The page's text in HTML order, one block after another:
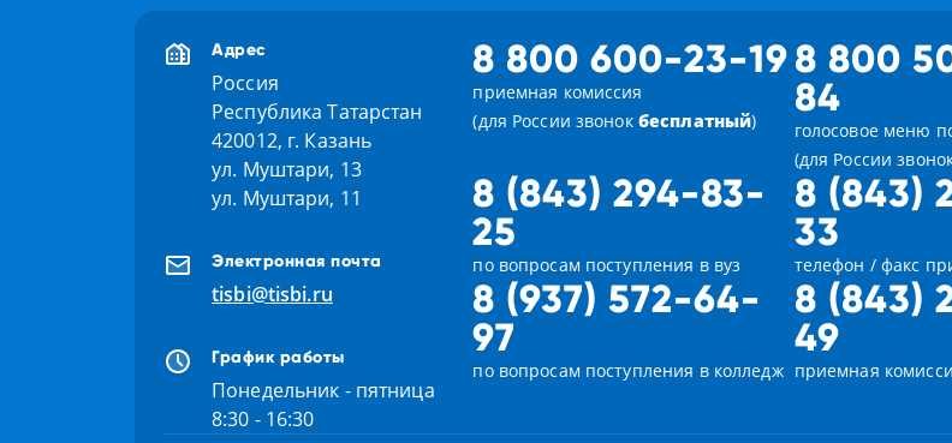
Адрес
Россия
Республика Татарстан
420012, г. Казань
ул. Муштари, 13
ул. Муштари, 11
Электронная почта
tisbi@tisbi.ru
График работы
Понедельник - пятница
8:30 - 16:30
8 800 600-23-19
приемная комиссия
(для России звонок бесплатный)
8 800
84
голосовое меню
(для России
8 (843) 294-83-
25
по вопросам поступления в вуз
8 (843)
33
телефон / факс
8 (937) 572-64-
97
по вопросам поступления в колледж
8 (843)
49
приемная